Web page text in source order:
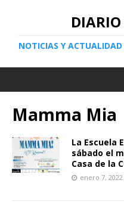
NOTICIAS Y
Mamma Mia
La Escuela
sábado el
Casa de la
enero 7, 2022